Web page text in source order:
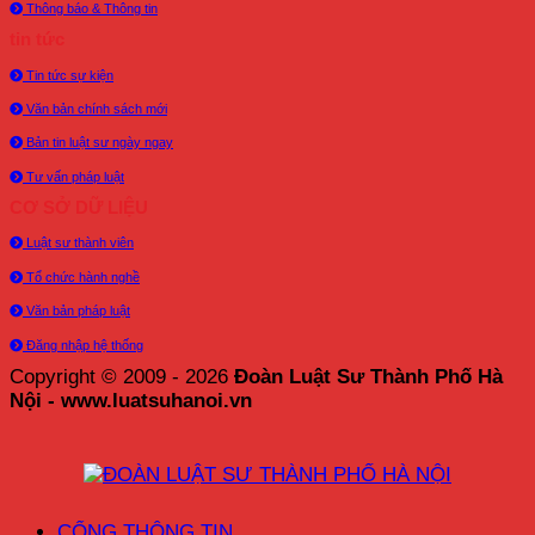
Thông báo & Thông tin
Tin tức sự kiện
Văn bản chính sách mới
Bản tin luật sư ngày ngay
Tư vấn pháp luật
Luật sư thành viên
Tổ chức hành nghề
Văn bản pháp luật
Đăng nhập hệ thống
Copyright © 2009 - 2026 Đoàn Luật Sư Thành Phố Hà
Nội - www.luatsuhanoi.vn